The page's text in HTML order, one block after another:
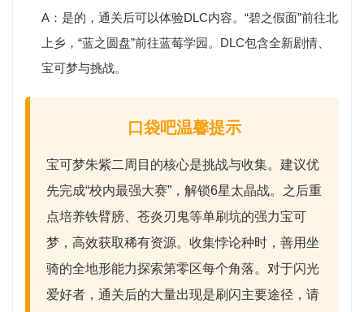
A：是的，通关后可以体验DLC内容。 “碧之假面”前往北
上乡， “蓝之圆盘”前往蓝莓学园。DLC包含全新剧情、
宝可梦与挑战。
口袋吧温馨提示
宝可梦朱紫二周目的核心是挑战与收集。建议优
先完成“校内最强大赛” ，解锁6星太晶战。之后重
点培养铁臂膀、苍炎刃鬼等单刷坑的强力宝可
梦，高效获取稀有资源。收集悖论种时，善用坐
骑的全地形能力探索第零区每个角落。对于闪光
爱好者 ，通关后的大量出现是刷闪主要途径，请